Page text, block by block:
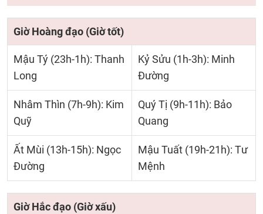
Giờ Hoàng đạo (Giờ tốt)
Mậu Tý (23h-1h): Thanh
Long
Kỷ Sửu (1h-3h): Minh
Đường
Nhâm Thìn (7h-9h): Kim
Quỹ
Quý Tị (9h-11h): Bảo
Quang
Ất Mùi (13h-15h): Ngọc
Đường
Mậu Tuất (19h-21h): Tư
Mệnh
Giờ Hắc đạo (Giờ xấu)